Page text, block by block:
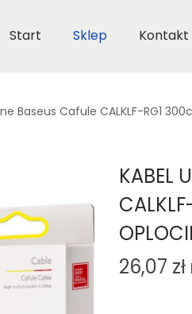
Start Sklep Kontakt
Baseus Cafule CALKLF-RG1
KABEL
26,07 zł